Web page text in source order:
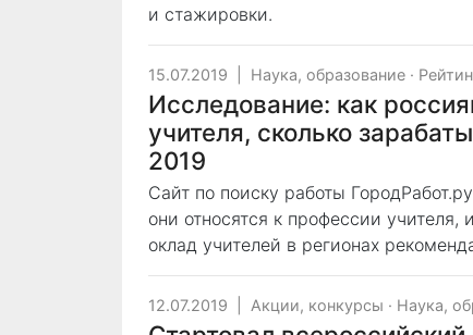
и стажировки.
15.07.2019 Наука, образование ·
Исследование: как
учителя, сколько
2019
Сайт по поиску работы
они относятся к профессии учителя,
оклад учителей в регионах
12.07.2019 Акции, конкурсы · Наука,